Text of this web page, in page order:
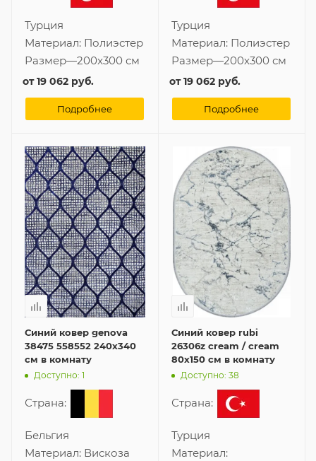
Турция
Материал: Полиэстер
Размер—200x300 см
от19 062 руб.
Подробнее
Турция
Материал: Полиэстер
Размер—200x300 см
от19 062 руб.
Подробнее
Синий ковер genova
38475 558552 240x340
см в комнату
Доступно: 1
Страна:
Бельгия
Материал: Вискоза
Синий ковер rubi
26306z cream / cream
80x150 см в комнату
Доступно: 38
Страна:
Турция
Материал: